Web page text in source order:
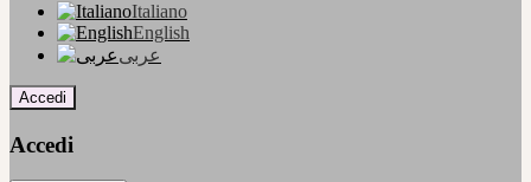
Italiano
English
عربى
Accedi
Accedi